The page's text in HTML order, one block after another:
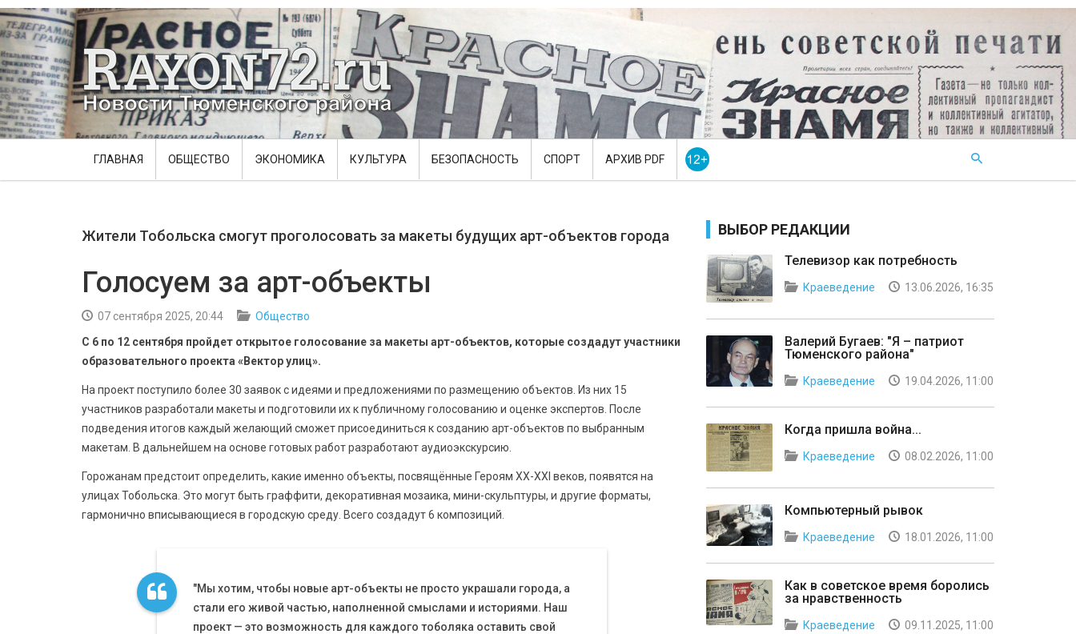
ГЛАВНАЯ ОБЩЕСТВО ЭКОНОМИКА КУЛЬТУРА БЕЗОПАСНОСТЬ СПОРТ АРХИВ PDF
Жители Тобольска смогут проголосовать за макеты будущих арт-объектов города
Голосуем за арт-объекты
07 сентября 2025, 20:44
Общество
С 6 по 12 сентября пройдет открытое голосование за макеты арт-объектов, которые создадут участники
образовательного проекта «Вектор улиц».
На проект поступило более 30 заявок с идеями и предложениями по размещению объектов. Из них 15
участников разработали макеты и подготовили их к публичному голосованию и оценке экспертов. После
подведения итогов каждый желающий сможет присоединиться к созданию арт-объектов по выбранным
макетам. В дальнейшем на основе готовых работ разработают аудиоэкскурсию.
Горожанам предстоит определить, какие именно объекты, посвящённые Героям XX-XXI веков, появятся на
улицах Тобольска. Это могут быть граффити, декоративная мозаика, мини-скульптуры, и другие форматы,
гармонично вписывающиеся в городскую среду. Всего создадут 6 композиций.
"Мы хотим, чтобы новые арт-объекты не просто украшали города, а
стали его живой частью, наполненной смыслами и историями. Наш
проект — это возможность для каждого тоболяка оставить свой
ВЫБОР РЕДАКЦИИ
Телевизор как потребность
Краеведение 13.06.2026, 16:35
Валерий Бугаев: "Я – патриот
Тюменского района"
Краеведение 19.04.2026, 11:00
Когда пришла война...
Краеведение 08.02.2026, 11:00
Компьютерный рывок
Краеведение 18.01.2026, 11:00
Как в советское время боролись
за нравственность
Краеведение 09.11.2025, 11:00